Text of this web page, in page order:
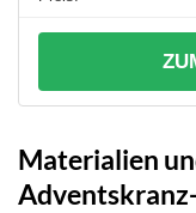
Materialien